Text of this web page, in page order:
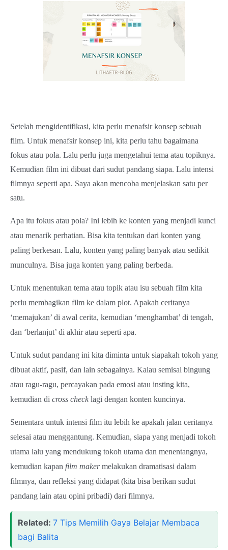
Setelah mengidentifikasi, kita perlu menafsir konsep sebuah
film. Untuk menafsir konsep ini, kita perlu tahu bagaimana
fokus atau pola. Lalu perlu juga mengetahui tema atau topiknya.
Kemudian film ini dibuat dari sudut pandang siapa. Lalu intensi
filmnya seperti apa. Saya akan mencoba menjelaskan satu per
satu.
Apa itu fokus atau pola? Ini lebih ke konten yang menjadi kunci
atau menarik perhatian. Bisa kita tentukan dari konten yang
paling berkesan. Lalu, konten yang paling banyak atau sedikit
munculnya. Bisa juga konten yang paling berbeda.
Untuk menentukan tema atau topik atau isu sebuah film kita
perlu membagikan film ke dalam plot. Apakah ceritanya
‘memajukan’ di awal cerita, kemudian ‘menghambat’ di tengah,
dan ‘berlanjut’ di akhir atau seperti apa.
Untuk sudut pandang ini kita diminta untuk siapakah tokoh yang
dibuat aktif, pasif, dan lain sebagainya. Kalau semisal bingung
atau ragu-ragu, percayakan pada emosi atau insting kita,
kemudian di cross check lagi dengan konten kuncinya.
Sementara untuk intensi film itu lebih ke apakah jalan ceritanya
selesai atau menggantung. Kemudian, siapa yang menjadi tokoh
utama lalu yang mendukung tokoh utama dan menentangnya,
kemudian kapan film makermelakukan dramatisasi dalam
filmnya, dan refleksi yang didapat (kita bisa berikan sudut
pandang lain atau opini pribadi) dari filmnya.
Related: 7 Tips Memilih Gaya Belajar Membaca
bagi Balita